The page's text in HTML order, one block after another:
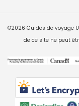
©2026 Guides de voyage
de ce site ne peut